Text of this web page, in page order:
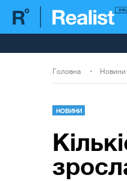
Головна Новини
НОВИНИ